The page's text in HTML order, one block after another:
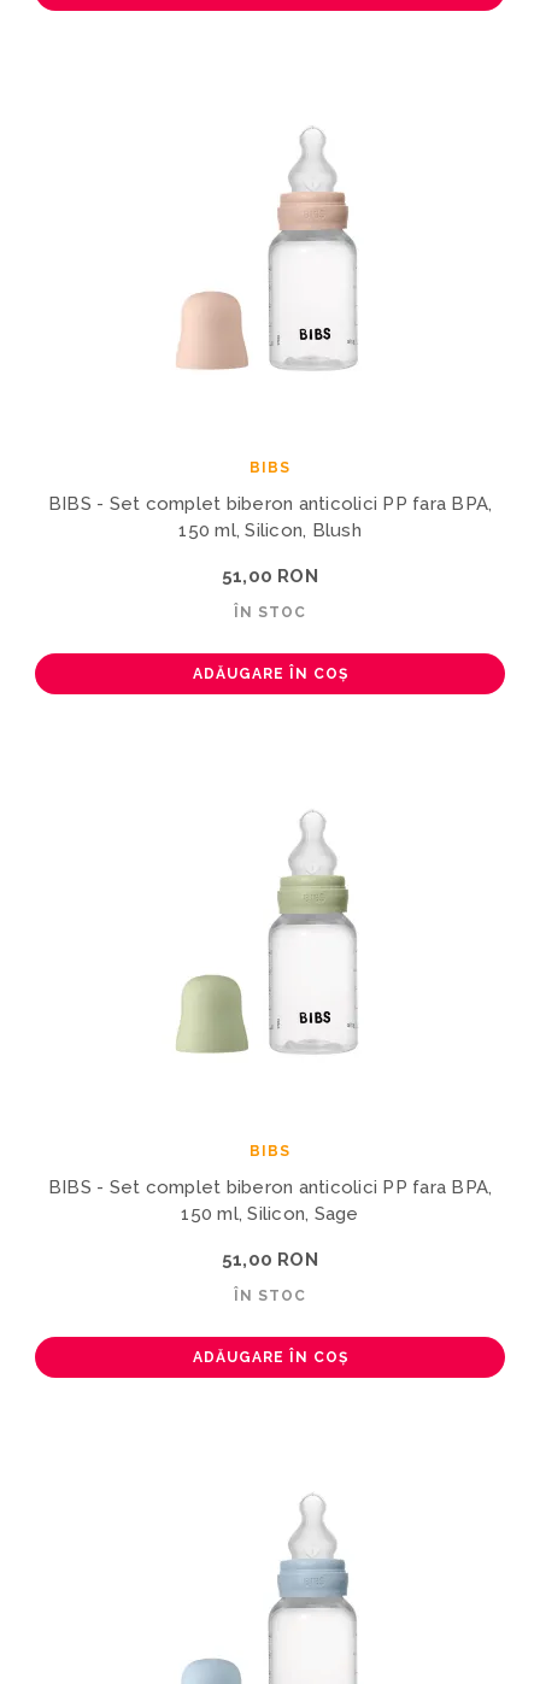
BIBS
BIBS - Set complet biberon anticolici PP fara BPA,
150 ml, Silicon, Blush
51,00 RON
ÎN STOC
ADĂUGARE ÎN COȘ
BIBS
BIBS - Set complet biberon anticolici PP fara BPA,
150 ml, Silicon, Sage
51,00 RON
ÎN STOC
ADĂUGARE ÎN COȘ